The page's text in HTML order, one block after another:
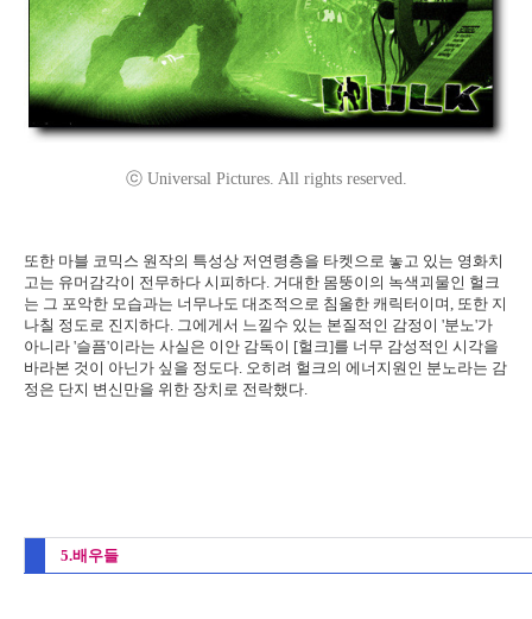
ⓒ Universal Pictures. All rights reserved.
또한 마블 코믹스 원작의 특성상 저연령층을 타켓으로 놓고 있는 영화치
고는 유머감각이 전무하다 시피하다. 거대한 몸뚱이의 녹색괴물인 헐크
는 그 포악한 모습과는 너무나도 대조적으로 침울한 캐릭터이며, 또한 지
나칠 정도로 진지하다. 그에게서 느낄수 있는 본질적인 감정이 '분노'가
아니라 '슬픔'이라는 사실은 이안 감독이 [헐크]를 너무 감성적인 시각을
바라본 것이 아닌가 싶을 정도다. 오히려 헐크의 에너지원인 분노라는 감
정은 단지 변신만을 위한 장치로 전락했다.
5.배우들